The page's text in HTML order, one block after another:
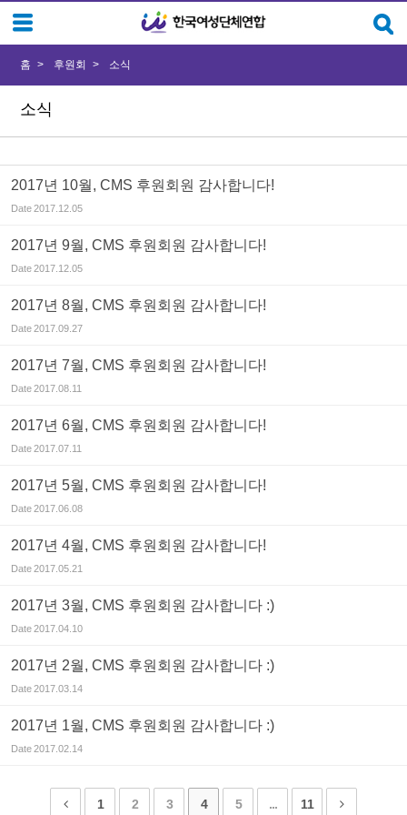
소식
홈 후원회 소식
2017년 10월, CMS 후원회원 감사합니다!
Date2017.12.05
2017년 9월, CMS 후원회원 감사합니다!
Date2017.12.05
2017년 8월, CMS 후원회원 감사합니다!
Date2017.09.27
2017년 7월, CMS 후원회원 감사합니다!
Date2017.08.11
2017년 6월, CMS 후원회원 감사합니다!
Date2017.07.11
2017년 5월, CMS 후원회원 감사합니다!
Date2017.06.08
2017년 4월, CMS 후원회원 감사합니다!
Date2017.05.21
2017년 3월, CMS 후원회원 감사합니다 :)
Date2017.04.10
2017년 2월, CMS 후원회원 감사합니다 :)
Date2017.03.14
2017년 1월, CMS 후원회원 감사합니다 :)
Date2017.02.14
1 2 3 4 5 ... 11